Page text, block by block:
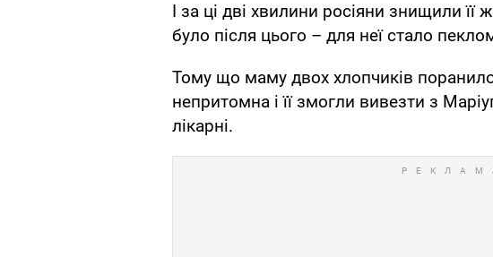
І за ці дві хвилини росіяни знищили її
було після цього – для неї стало
Тому що маму двох хлопчиків
непритомна і її змогли вивезти з
лікарні.